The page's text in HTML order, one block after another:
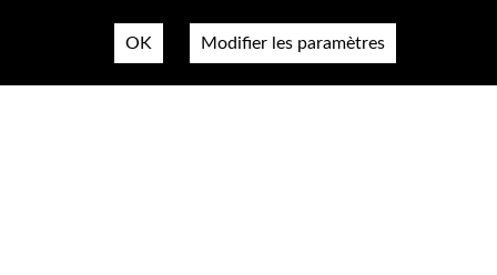
OK Modifier les paramètres